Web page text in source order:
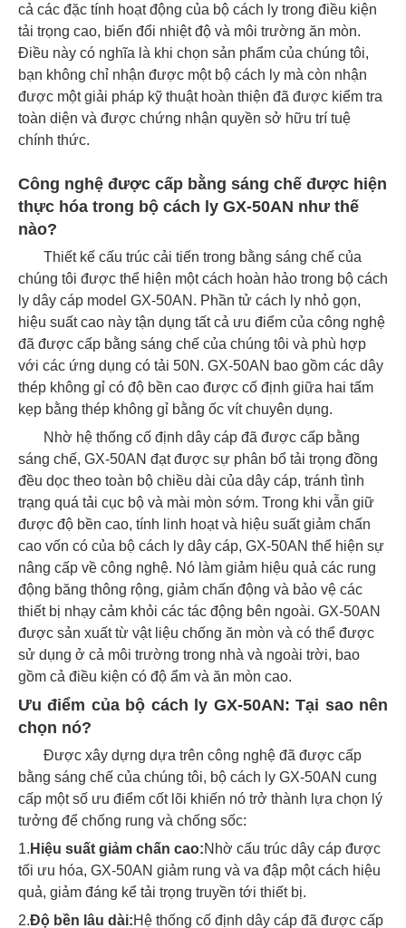
cả các đặc tính hoạt động của bộ cách ly trong điều kiện
tải trọng cao, biến đổi nhiệt độ và môi trường ăn mòn.
Điều này có nghĩa là khi chọn sản phẩm của chúng tôi,
bạn không chỉ nhận được một bộ cách ly mà còn nhận
được một giải pháp kỹ thuật hoàn thiện đã được kiểm tra
toàn diện và được chứng nhận quyền sở hữu trí tuệ
chính thức.
Công nghệ được cấp bằng sáng chế được hiện
thực hóa trong bộ cách ly GX-50AN như thế
nào?
Thiết kế cấu trúc cải tiến trong bằng sáng chế của
chúng tôi được thể hiện một cách hoàn hảo trong bộ cách
ly dây cáp model GX-50AN. Phần tử cách ly nhỏ gọn,
hiệu suất cao này tận dụng tất cả ưu điểm của công nghệ
đã được cấp bằng sáng chế của chúng tôi và phù hợp
với các ứng dụng có tải 50N. GX-50AN bao gồm các dây
thép không gỉ có độ bền cao được cố định giữa hai tấm
kẹp bằng thép không gỉ bằng ốc vít chuyên dụng.
Nhờ hệ thống cố định dây cáp đã được cấp bằng
sáng chế, GX-50AN đạt được sự phân bổ tải trọng đồng
đều dọc theo toàn bộ chiều dài của dây cáp, tránh tình
trạng quá tải cục bộ và mài mòn sớm. Trong khi vẫn giữ
được độ bền cao, tính linh hoạt và hiệu suất giảm chấn
cao vốn có của bộ cách ly dây cáp, GX-50AN thể hiện sự
nâng cấp về công nghệ. Nó làm giảm hiệu quả các rung
động băng thông rộng, giảm chấn động và bảo vệ các
thiết bị nhạy cảm khỏi các tác động bên ngoài. GX-50AN
được sản xuất từ ​​vật liệu chống ăn mòn và có thể được
sử dụng ở cả môi trường trong nhà và ngoài trời, bao
gồm cả điều kiện có độ ẩm và ăn mòn cao.
Ưu điểm của bộ cách ly GX-50AN: Tại sao nên
chọn nó?
Được xây dựng dựa trên công nghệ đã được cấp
bằng sáng chế của chúng tôi, bộ cách ly GX-50AN cung
cấp một số ưu điểm cốt lõi khiến nó trở thành lựa chọn lý
tưởng để chống rung và chống sốc:
1. Hiệu suất giảm chấn cao:Nhờ cấu trúc dây cáp được
tối ưu hóa, GX-50AN giảm rung và va đập một cách hiệu
quả, giảm đáng kể tải trọng truyền tới thiết bị.
2.Độ bền lâu dài:Hệ thống cố định dây cáp đã được cấp